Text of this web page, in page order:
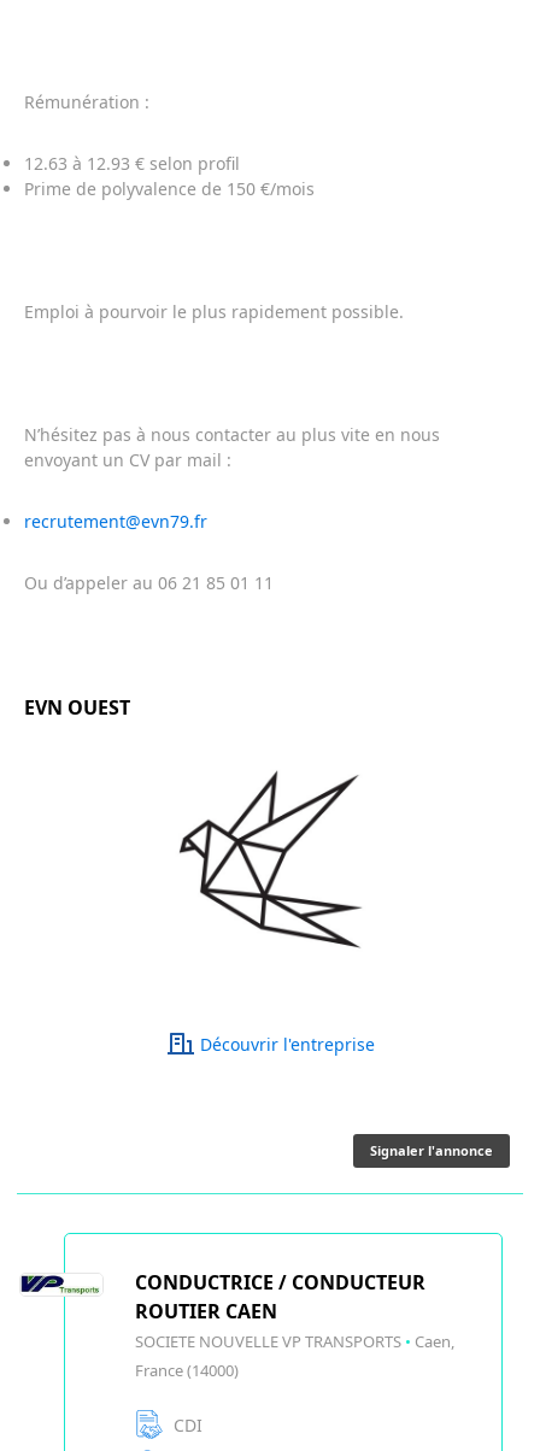
Rémunération :
12.63 à 12.93 € selon profil
Prime de polyvalence de 150 €/mois
Emploi à pourvoir le plus rapidement possible.
N’hésitez pas à nous contacter au plus vite en nous
envoyant un CV par mail :
recrutement@evn79.fr
Ou d’appeler au 06 21 85 01 11
EVN OUEST
Découvrir l'entreprise
Signaler l'annonce
CONDUCTRICE / CONDUCTEUR
ROUTIER CAEN
SOCIETE NOUVELLE VP TRANSPORTS • Caen,
France (14000)
CDI